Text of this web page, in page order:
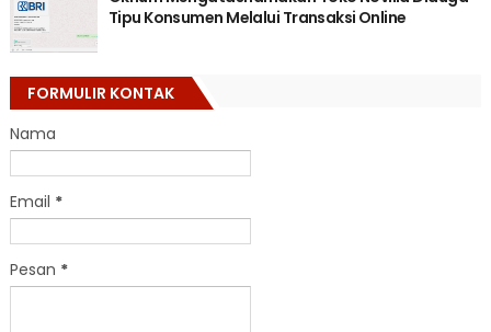
Tipu Konsumen Melalui Transaksi Online
FORMULIR KONTAK
Nama
Email *
Pesan *